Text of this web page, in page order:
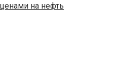
на нефть